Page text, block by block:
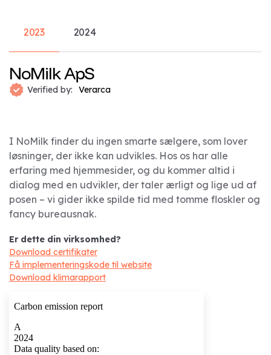
2023 2024
NoMilk ApS
Verified by: Verarca
I NoMilk finder du ingen smarte sælgere, som lover
løsninger, der ikke kan udvikles. Hos os har alle
erfaring med hjemmesider, og du kommer altid i
dialog med en udvikler, der taler ærligt og lige ud af
posen – vi gider ikke spilde tid med tomme floskler og
fancy bureausnak.
Er dette din virksomhed?
Download certifikater
Få implementeringskode til website
Download klimarapport